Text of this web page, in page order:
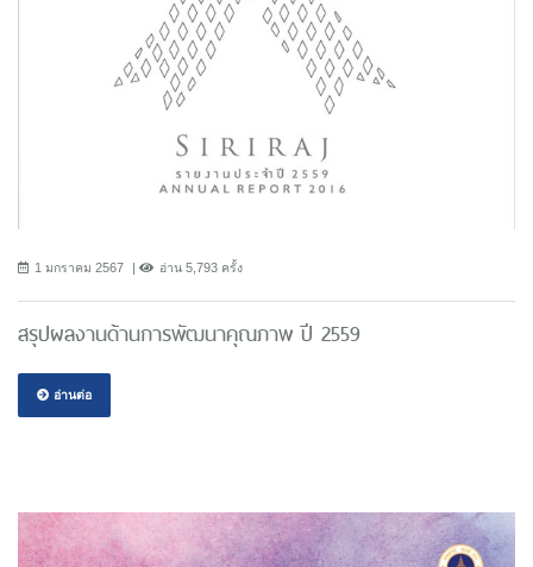
1 มกราคม 2567 อ่าน 5,793 ครั้ง
สรุปผลงานด้านการพัฒนาคุณภาพ ปี 2559
อ่านต่อ